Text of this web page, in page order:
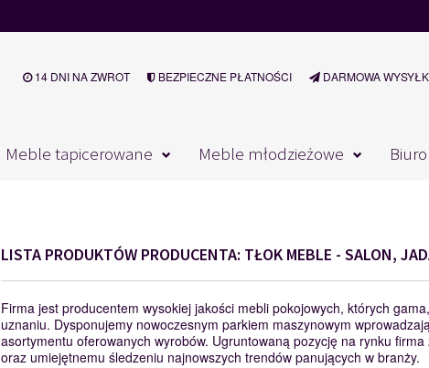
14 DNI NA ZWROT BEZPIECZNE PŁATNOŚCI DARMOWA
Meble tapicerowane Meble młodzieżowe Biuro
LISTA PRODUKTÓW PRODUCENTA: TŁOK MEBLE - SALON,
Firma jest producentem wysokiej jakości mebli pokojowych, których
uznaniu. Dysponujemy nowoczesnym parkiem maszynowym
asortymentu oferowanych wyrobów. Ugruntowaną pozycję na rynku
oraz umiejętnemu śledzeniu najnowszych trendów panujących w branży.